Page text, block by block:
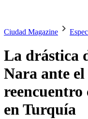
Ciudad Magazine
La drástica
Nara ante
en Turquía